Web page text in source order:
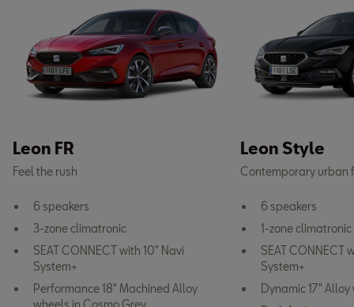
Leon FR
Feel the rush
6 speakers
3-zone climatronic
SEAT CONNECT with 10" Navi
System+
Performance 18" Machined Alloy
Leon Style
Contemporary urban
6 speakers
1-zone climatronic
SEAT CONNECT
System+
Dynamic 17"